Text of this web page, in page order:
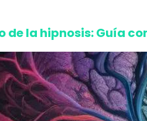
de la hipnosis: Guía